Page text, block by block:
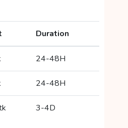
Duration
24-48H
24-48H
3-4D